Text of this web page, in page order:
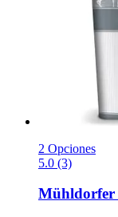
2 Opciones
5.0 (3)
Mühldorfer